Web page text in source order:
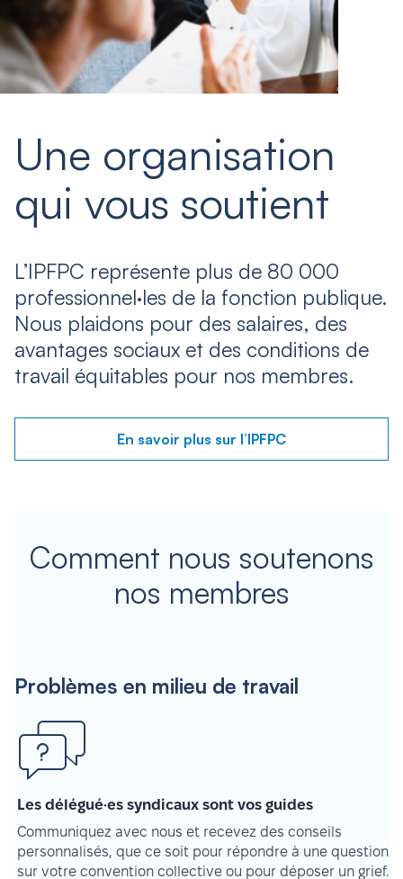
Une organisation
qui vous soutient
L’IPFPC représente plus de 80 000
professionnel·les de la fonction publique.
Nous plaidons pour des salaires, des
avantages sociaux et des conditions de
travail équitables pour nos membres.
En savoir plus sur l’IPFPC
Comment nous soutenons
nos membres
Problèmes en milieu de travail
Les délégué·es syndicaux sont vos guides
Communiquez avec nous et recevez des conseils
personnalisés, que ce soit pour répondre à une question
sur votre convention collective ou pour déposer un grief.